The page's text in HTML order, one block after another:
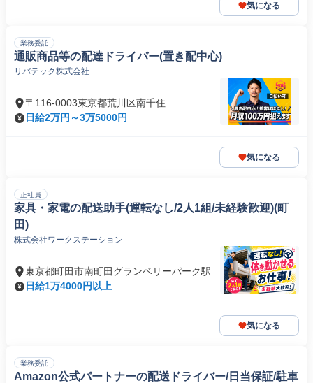
気になる
業務委託
通販商品等の配達ドライバー(置き配中心)
リバテック株式会社
〒116-0003東京都荒川区南千住
日給2万円～3万5000円
気になる
正社員
家具・家電の配送助手(運転なし/2人1組/未経験歓迎)(町
田)
株式会社ワークステーション
東京都町田市南町田グランベリーパーク駅
日給1万4000円以上
気になる
業務委託
Amazon公式パートナーの配送ドライバー/日当保証/駐車